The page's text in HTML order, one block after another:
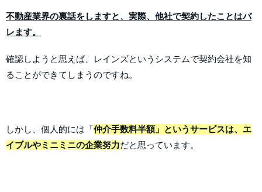
不動産業界の裏話をしますと、実際、他社で契約したことはバ
レます。
確認しようと思えば、レインズというシステムで契約会社を知
ることができてしまうのですね。
しかし、個人的には「仲介手数料半額」というサービスは、エ
イブルやミニミニの企業努力だと思っています。